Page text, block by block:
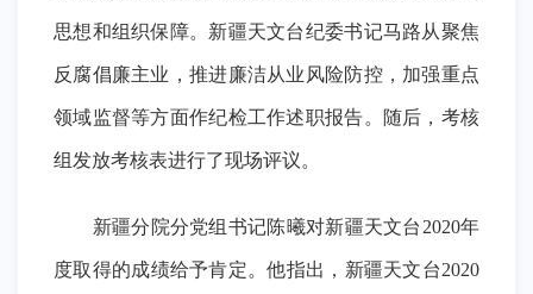
思想和组织保障。新疆天文台纪委书记马路从聚焦
反腐倡廉主业，推进廉洁从业风险防控，加强重点
领域监督等方面作纪检工作述职报告。随后，考核
组发放考核表进行了现场评议。
新疆分院分党组书记陈曦对新疆天文台2020年
度取得的成绩给予肯定。他指出，新疆天文台2020